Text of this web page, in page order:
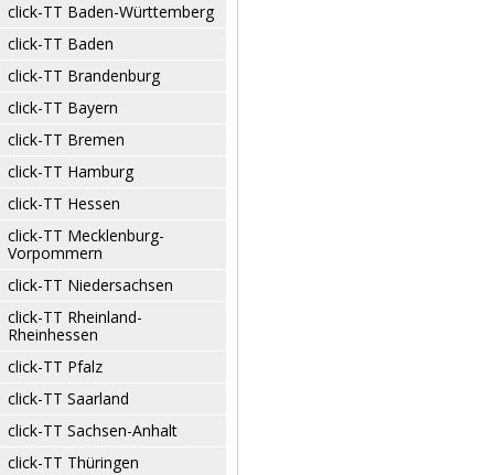
click-TT Baden-Württemberg
click-TT Baden
click-TT Brandenburg
click-TT Bayern
click-TT Bremen
click-TT Hamburg
click-TT Hessen
click-TT Mecklenburg-
Vorpommern
click-TT Niedersachsen
click-TT Rheinland-
Rheinhessen
click-TT Pfalz
click-TT Saarland
click-TT Sachsen-Anhalt
click-TT Thüringen